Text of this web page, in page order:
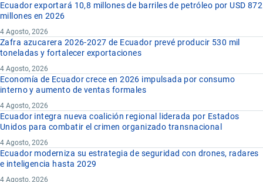
Ecuador exportará 10,8 millones de barriles de petróleo por USD 872
millones en 2026
4 Agosto, 2026
Zafra azucarera 2026-2027 de Ecuador prevé producir 530 mil
toneladas y fortalecer exportaciones
4 Agosto, 2026
Economía de Ecuador crece en 2026 impulsada por consumo
interno y aumento de ventas formales
4 Agosto, 2026
Ecuador integra nueva coalición regional liderada por Estados
Unidos para combatir el crimen organizado transnacional
4 Agosto, 2026
Ecuador moderniza su estrategia de seguridad con drones, radares
e inteligencia hasta 2029
4 Agosto, 2026